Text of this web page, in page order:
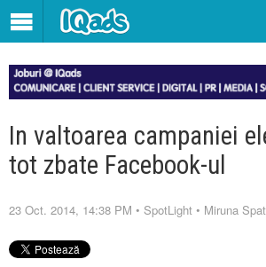
In valtoarea campaniei
tot zbate Facebook-ul
23 Oct. 2014, 14:38 PM • SpotLight • Miruna